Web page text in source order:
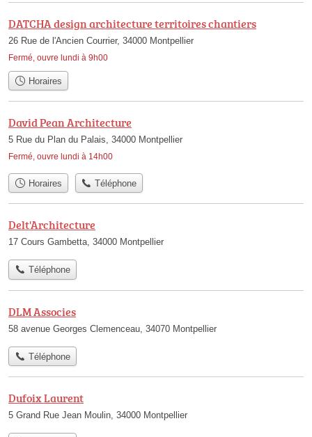
DATCHA design architecture territoires chantiers
26 Rue de l'Ancien Courrier, 34000 Montpellier
Fermé, ouvre lundi à 9h00
Horaires
David Pean Architecture
5 Rue du Plan du Palais, 34000 Montpellier
Fermé, ouvre lundi à 14h00
Horaires Téléphone
Delt'Architecture
17 Cours Gambetta, 34000 Montpellier
Téléphone
DLM Associes
58 avenue Georges Clemenceau, 34070 Montpellier
Téléphone
Dufoix Laurent
5 Grand Rue Jean Moulin, 34000 Montpellier